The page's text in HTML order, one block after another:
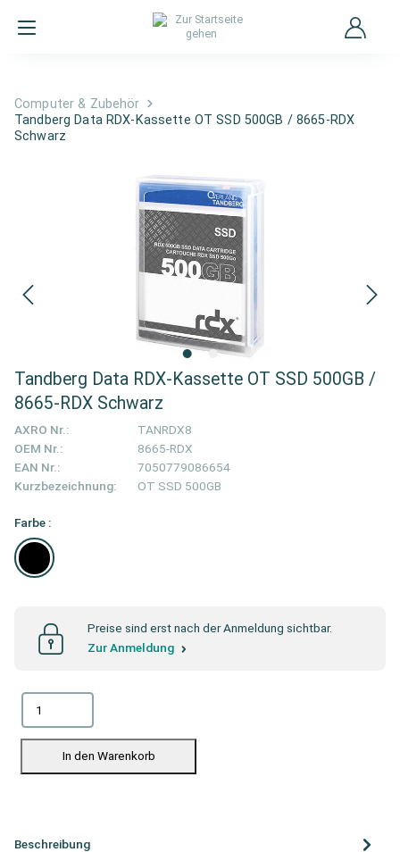
Computer & Zubehör
Tandberg Data RDX-Kassette OT SSD 500GB / 8665-RDX
Schwarz
Tandberg Data RDX-Kassette OT SSD 500GB /
8665-RDX Schwarz
AXRO Nr.:
TANRDX8
OEM Nr.:
8665-RDX
EAN Nr.:
7050779086654
Kurzbezeichnung:
OT SSD 500GB
Farbe :
Preise sind erst nach der Anmeldung sichtbar.
Zur Anmeldung
In den Warenkorb
Beschreibung